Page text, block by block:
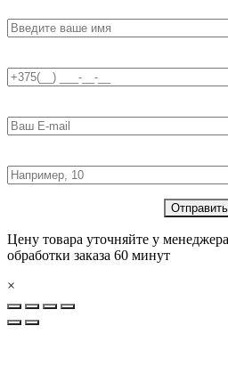
Цену товара уточняйте у
обработки заказа 60 минут
×